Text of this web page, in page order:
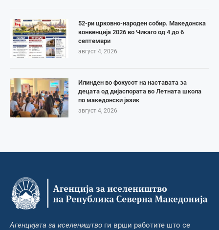
52-ри црковно-народен собир. Македонска
конвенција 2026 во Чикаго од 4 до 6
септември
август 4, 2026
Илинден во фокусот на наставата за
децата од дијаспората во Летната школа
по македонски јазик
август 4, 2026
Агенцијата за иселеништво ги врши работите што се